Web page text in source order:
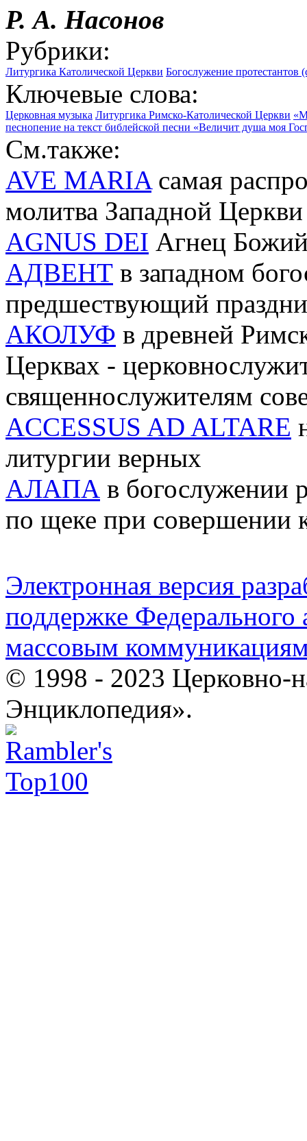
Р. А. Насонов
Рубрики:
Литургика Католической Церкви Богослужение протестантов
Ключевые слова:
Церковная музыка Литургика Римско-Католической Церкви
песнопение на текст библейской песни «Величит душа моя
См.также:
AVE MARIAсамая
молитва Западной Церкви
AGNUS DEI Агнец
АДВЕНТ в западном
предшествующий
АКОЛУФ в древней
Церквах -
священнослужителям
ACCESSUS AD ALTARE
литургии верных
АЛАПА в богослужении
по щеке при совершении
Электронная версия
поддержке Федерального
массовым
© 1998 - 2023 Церковно-
Энциклопедия».